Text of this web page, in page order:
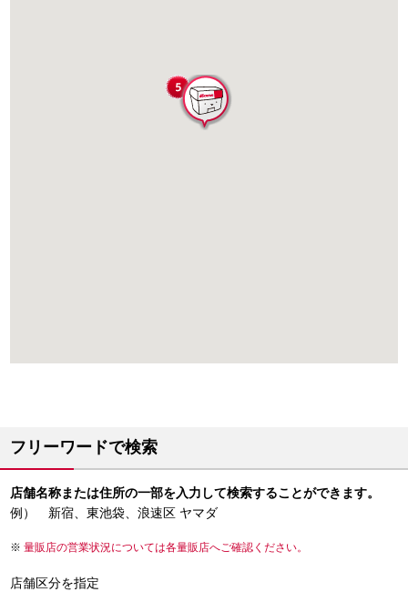
フリーワードで検索
店舗名称または住所の一部を入力して検索することができます。
例） 新宿、東池袋、浪速区 ヤマダ
量販店の営業状況については各量販店へご確認ください。
店舗区分を指定